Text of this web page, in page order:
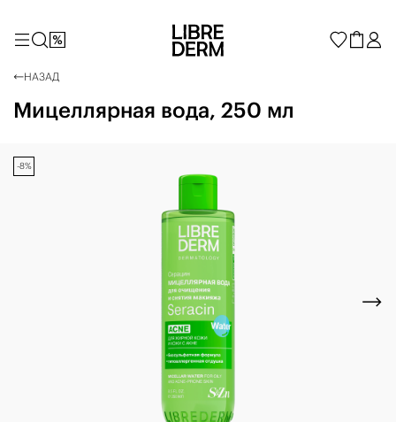
НАЗАД
Мицеллярная вода, 250 мл
-8%